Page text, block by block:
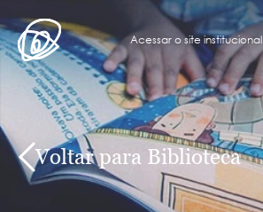
Acessar o site institucional
Voltar para Biblioteca